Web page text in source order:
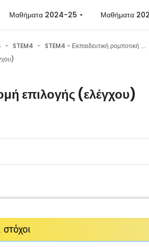
Μαθήματα 2024-25 Μαθήματα
STEM4 STEM4 - Εκπαιδευτική ρομποτική με το Micro:bit
επιλογής (ελέγχου)
στόχοι